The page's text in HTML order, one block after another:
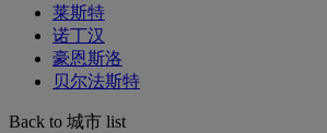
莱斯特
诺丁汉
豪恩斯洛
贝尔法斯特
Back to 城市 list